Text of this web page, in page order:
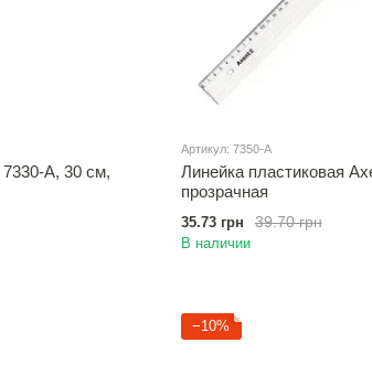
A, 30 см,
Артикул: 7350-A
Линейка пластиковая
прозрачная
39.70 грн
35.73 грн
В наличии
−10%